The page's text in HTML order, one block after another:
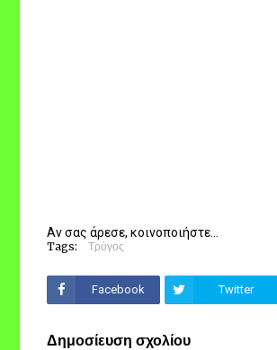
Αν σας άρεσε, κοινοποιήστε...
Tags: Τρύγος
Facebook Twitter
Δημοσίευση σχολίου